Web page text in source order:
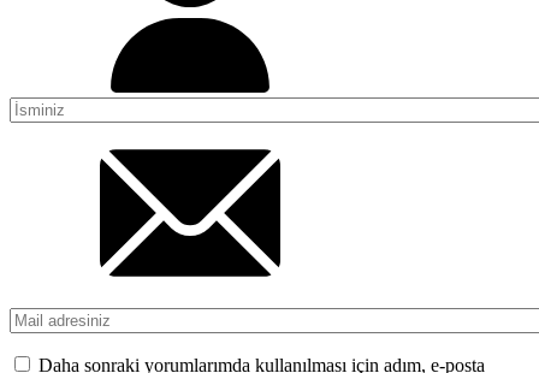
Daha sonraki yorumlarımda kullanılması için adım, e-posta